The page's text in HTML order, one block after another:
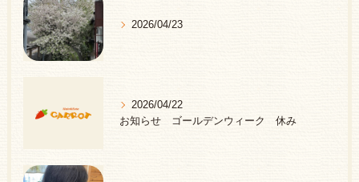
2026/04/23
2026/04/22
お知らせ ゴールデンウィーク 休み